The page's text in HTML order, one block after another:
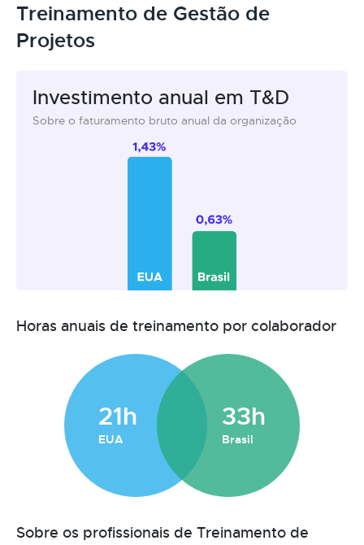
Treinamento de Gestão de
Projetos
Investimento anual em T&D
Sobre o faturamento bruto anual da organização
Horas anuais de treinamento por colaborador
21h
EUA
33h
Brasil
Sobre os profissionais de Treinamento de